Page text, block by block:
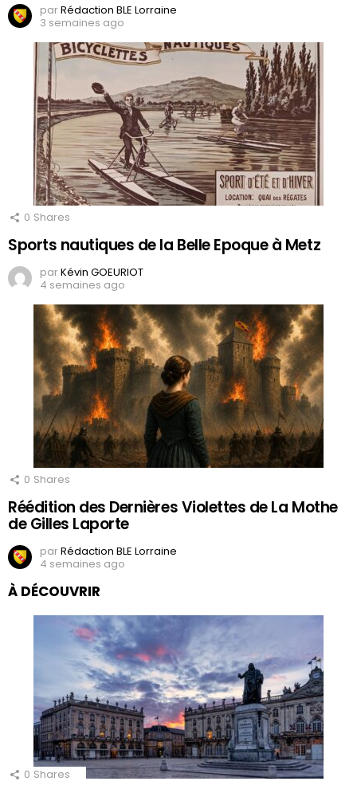
parRédaction BLE Lorraine
3 semaines ago
0 Shares
Sports nautiques de la Belle Epoque à Metz
parKévin GOEURIOT
4 semaines ago
0 Shares
Réédition des Dernières Violettes de La Mothe
de Gilles Laporte
parRédaction BLE Lorraine
4 semaines ago
À DÉCOUVRIR
0 Shares